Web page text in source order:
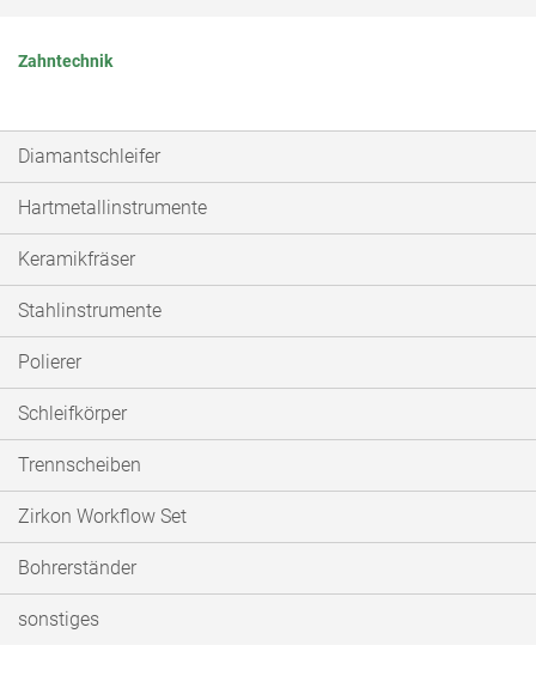
Zahntechnik
Diamantschleifer
Hartmetallinstrumente
Keramikfräser
Stahlinstrumente
Polierer
Schleifkörper
Trennscheiben
Zirkon Workflow Set
Bohrerständer
sonstiges